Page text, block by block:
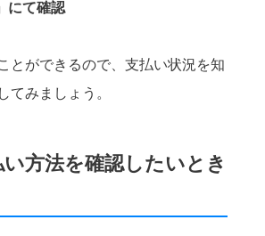
にて確認
とができるので、支払い状況を知
てみましょう。
方法を確認したいとき